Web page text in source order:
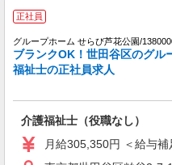
キープ
職業紹介
月給：
による
正社員
グループホーム せらび芦花公園/
ブランクOK！世田谷区のグル
福祉士の正社員求人
介護福祉士（役職なし）
月給305,350円 ＜給与